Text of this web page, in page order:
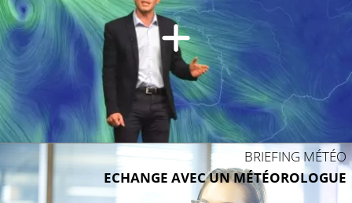
10°C
10°C
9°C
BRIEFING MÉTÉO
ECHANGE AVEC UN MÉTÉOROLOGUE